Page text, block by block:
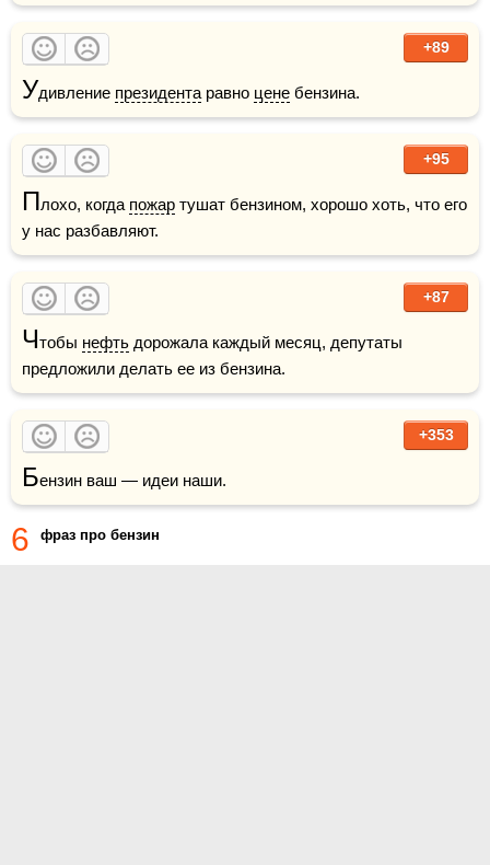
+89
Удивление президента равно цене бензина.
+95
Плохо, когда пожар тушат бензином, хорошо хоть, что его
у нас разбавляют.
+87
Чтобы нефть дорожала каждый месяц, депутаты
предложили делать ее из бензина.
+353
Бензин ваш — идеи наши.
6 фраз про бензин